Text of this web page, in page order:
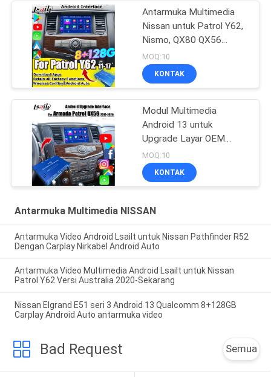
Antarmuka Multimedia
Nissan untuk Patrol Y62,
Nismo, QX80 QX56
2013-2021 Peningkatan
Layar OEM dengan
Wireless CarPlay, Android
MOQ:10
KONTAK
Modul Multimedia
Android 13 untuk
Upgrade Layar OEM
Armada Patrol Y62 Quest
dengan Wireless CarPlay,
YouTube, Google Map
MOQ:10
KONTAK
Antarmuka Multimedia NISSAN
Antarmuka Video Android Lsailt untuk Nissan Pathfinder R52
Dengan Carplay Nirkabel Android Auto
Antarmuka Video Multimedia Android Lsailt untuk Nissan
Patrol Y62 Versi Australia 2020-Sekarang
Nissan Elgrand E51 seri 3 Android 13 Qualcomm 8+128GB
Carplay Android Auto antarmuka video
Bad Request Semua